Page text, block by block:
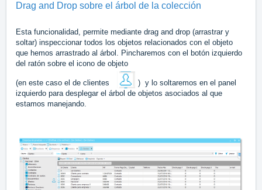
Drag and Drop sobre el árbol de la colección
Esta funcionalidad, permite mediante drag and drop (arrastrar y
soltar) inspeccionar todos los objetos relacionados con el objeto
que hemos arrastrado al árbol. Pincharemos con el botón izquierdo
del ratón sobre el icono de objeto
(en este caso el de clientes
) y lo soltaremos en el panel
izquierdo para desplegar el árbol de objetos asociados al que
estamos manejando.